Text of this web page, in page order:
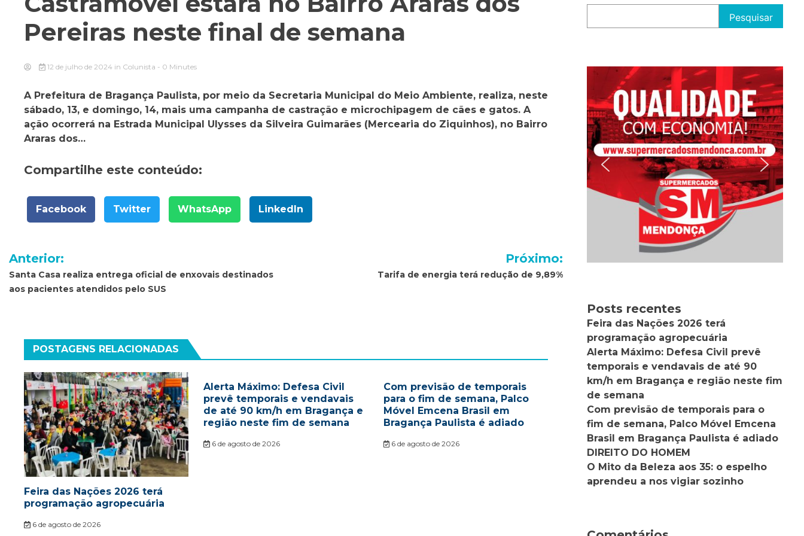
Pereiras neste final de semana
12 de julho de 2024 in Colunista - 0 Minutes
A Prefeitura de Bragança Paulista, por meio da Secretaria Municipal do Meio Ambiente, realiza, neste
sábado, 13, e domingo, 14, mais uma campanha de castração e microchipagem de cães e gatos. A
ação ocorrerá na Estrada Municipal Ulysses da Silveira Guimarães (Mercearia do Ziquinhos), no Bairro
Araras dos…
Compartilhe este conteúdo:
Facebook Twitter WhatsApp LinkedIn
Navegação
de
Post
Anterior:
Santa Casa realiza entrega oficial de enxovais destinados
aos pacientes atendidos pelo SUS
Próximo:
Tarifa de energia terá redução de 9,89%
POSTAGENS RELACIONADAS
Feira das Nações 2026 terá
programação agropecuária
6 de agosto de 2026
Alerta Máximo: Defesa Civil
prevê temporais e vendavais
de até 90 km/h em Bragança e
região neste fim de semana
6 de agosto de 2026
Com previsão de temporais
para o fim de semana, Palco
Móvel Emcena Brasil em
Bragança Paulista é adiado
6 de agosto de 2026
Pesquisar
Posts recentes
Feira das Nações 2026 terá
programação agropecuária
Alerta Máximo: Defesa Civil prevê
temporais e vendavais de até 90
km/h em Bragança e região neste fim
de semana
Com previsão de temporais para o
fim de semana, Palco Móvel Emcena
Brasil em Bragança Paulista é adiado
DIREITO DO HOMEM
O Mito da Beleza aos 35: o espelho
aprendeu a nos vigiar sozinho